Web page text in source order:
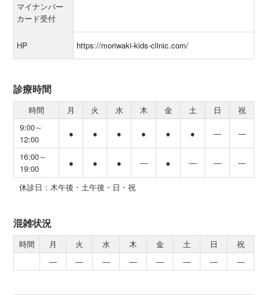
マイナンバー
カード受付
HP https://moriwaki-kids-clinic.com/
診療時間
時間 月 火 水 木 金 土 日
祝
9:00～
12:00
● ● ● ● ● ● ― ―
16:00～
19:00
● ● ● ― ● ― ― ―
休診日：木午後・土午後・日・祝
混雑状況
時間 月 火 水 木 金 土 日
祝
―
― ― ― ― ― ― ―